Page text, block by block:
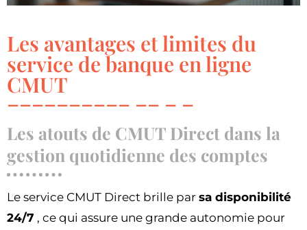
Les avantages et limites du
service de banque en ligne
CMUT
Les atouts de CMUT Direct dans la
gestion quotidienne des comptes
Le service CMUT Direct brille par sa disponibilité
24/7 , ce qui assure une grande autonomie pour